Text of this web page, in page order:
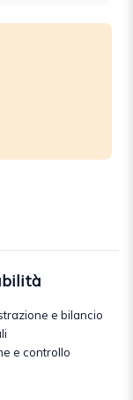
e bilancio
e controllo